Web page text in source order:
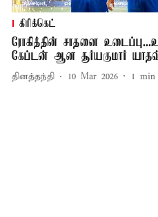
கிரிக்கெட்
ரோகித்தின் சாதனை
கேப்டன் ஆன சூர்யகுமார்
தினத்தந்தி 10 Mar 2026 1 min